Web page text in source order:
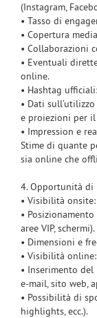
(Instagram,
• Tasso di
• Copertura
• Collaborazioni
• Eventuali
online.
• Hashtag ufficiali:
• Dati
e proiezioni per
• Impression e
Stime di quante
sia online che
4. Opportunità di
• Visibilità onsite:
•
aree VIP, schermi).
• Dimensioni e
• Visibilità online:
• Inserimento
e-mail, sito web,
• Possibilità di
highlights, ecc.).